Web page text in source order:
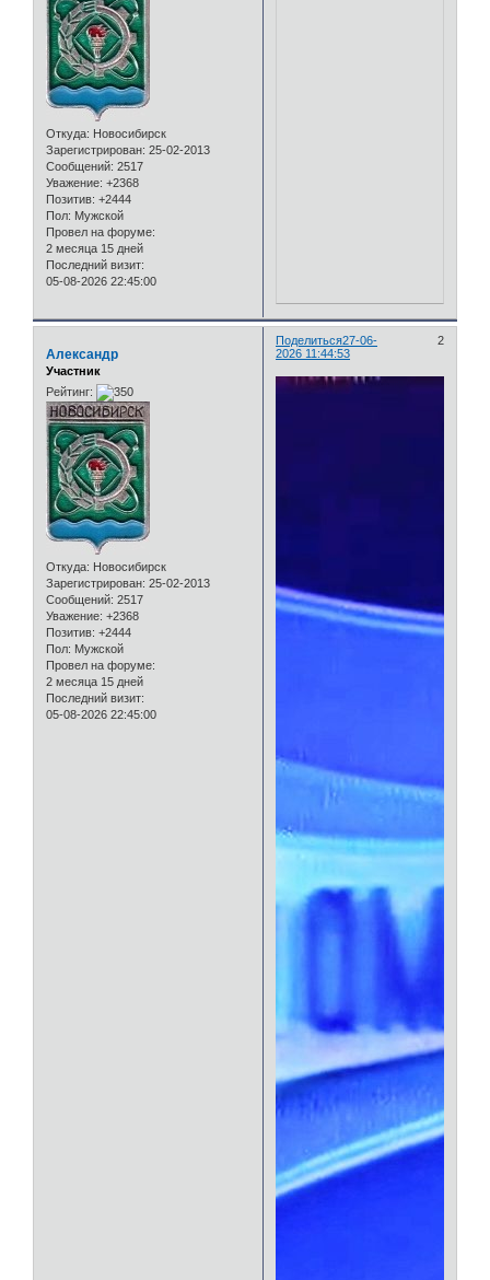
Откуда: Новосибирск
Зарегистрирован: 25-02-2013
Сообщений: 2517
Уважение: +2368
Позитив: +2444
Пол: Мужской
Провел на форуме:
2 месяца 15 дней
Последний визит:
05-08-2026 22:45:00
Поделиться 2
27-06-
2026 11:44:53
Александр
Участник
Рейтинг:
Откуда: Новосибирск
Зарегистрирован: 25-02-2013
Сообщений: 2517
Уважение: +2368
Позитив: +2444
Пол: Мужской
Провел на форуме:
2 месяца 15 дней
Последний визит:
05-08-2026 22:45:00